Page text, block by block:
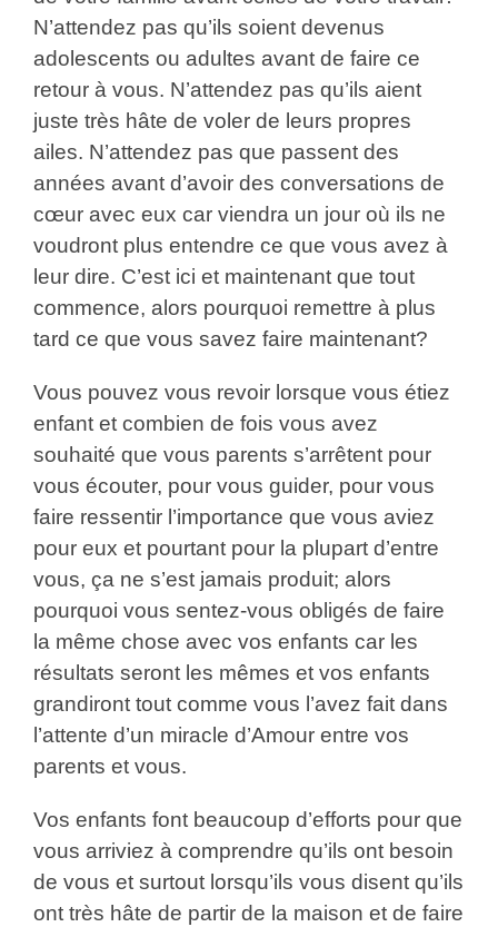
N’attendez pas qu’ils soient devenus
adolescents ou adultes avant de faire ce
retour à vous. N’attendez pas qu’ils aient
juste très hâte de voler de leurs propres
ailes. N’attendez pas que passent des
années avant d’avoir des conversations de
cœur avec eux car viendra un jour où ils ne
voudront plus entendre ce que vous avez à
leur dire. C’est ici et maintenant que tout
commence, alors pourquoi remettre à plus
tard ce que vous savez faire maintenant?
Vous pouvez vous revoir lorsque vous étiez
enfant et combien de fois vous avez
souhaité que vous parents s’arrêtent pour
vous écouter, pour vous guider, pour vous
faire ressentir l’importance que vous aviez
pour eux et pourtant pour la plupart d’entre
vous, ça ne s’est jamais produit; alors
pourquoi vous sentez-vous obligés de faire
la même chose avec vos enfants car les
résultats seront les mêmes et vos enfants
grandiront tout comme vous l’avez fait dans
l’attente d’un miracle d’Amour entre vos
parents et vous.
Vos enfants font beaucoup d’efforts pour que
vous arriviez à comprendre qu’ils ont besoin
de vous et surtout lorsqu’ils vous disent qu’ils
ont très hâte de partir de la maison et de faire